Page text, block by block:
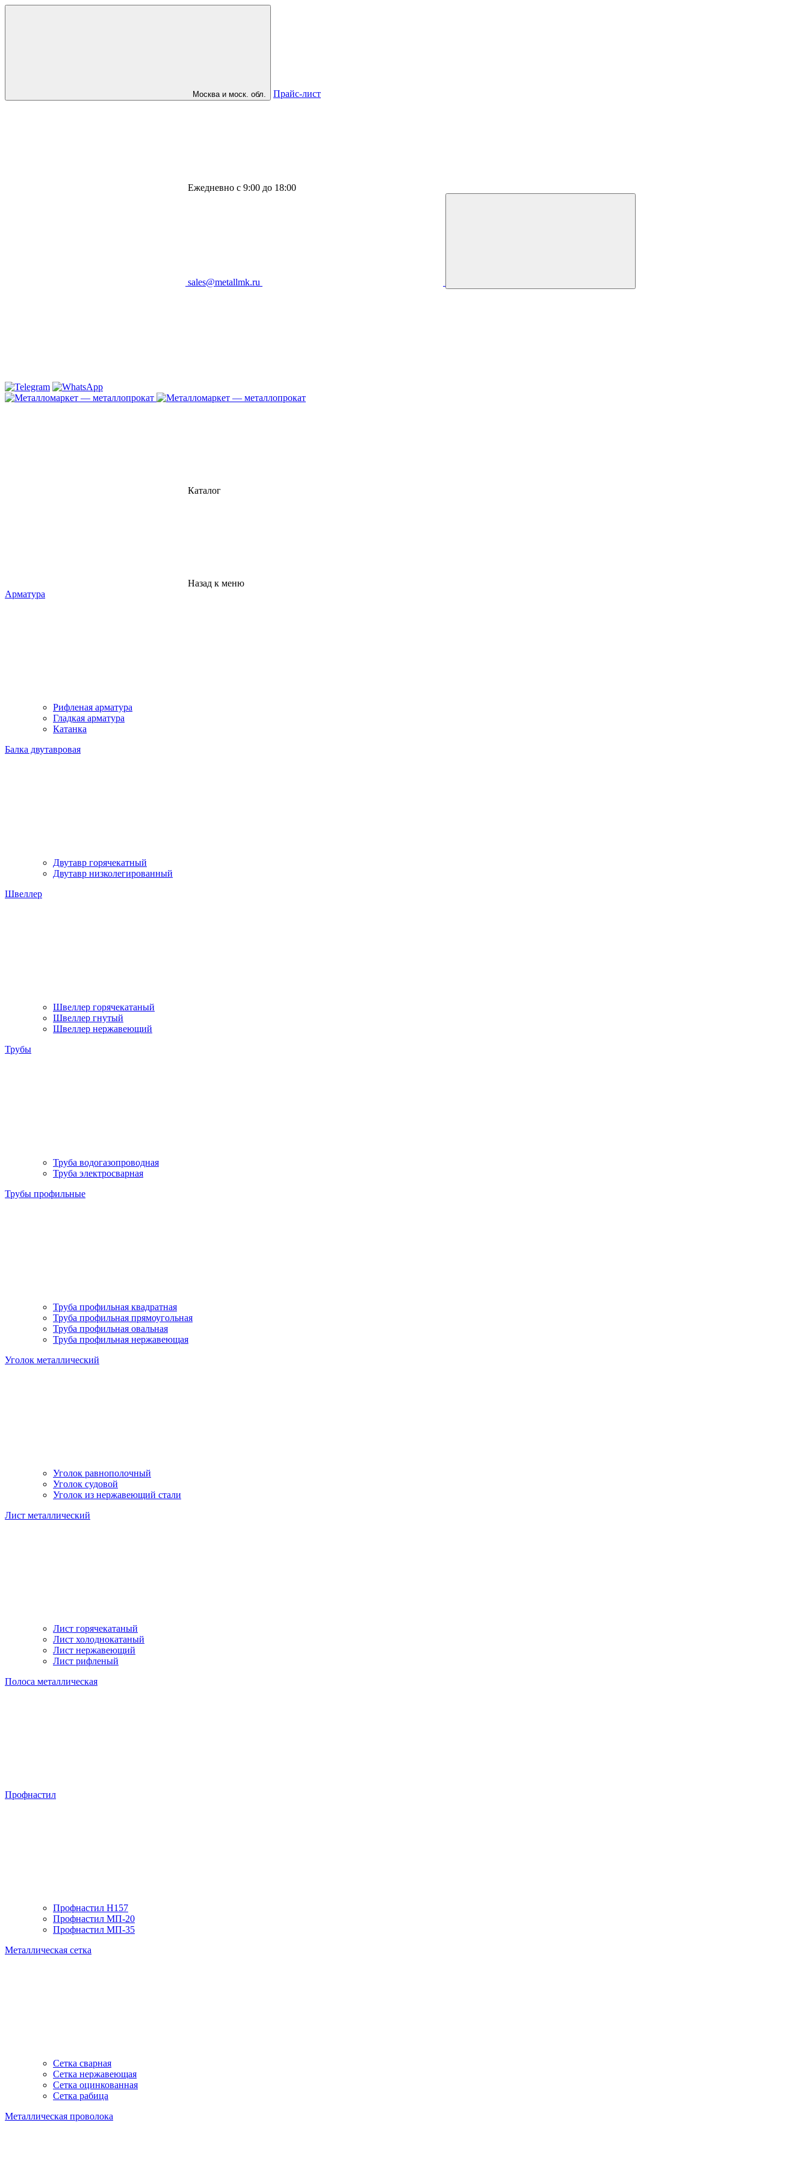
Москва и моск. обл. Прайс-лист
Ежедневно с 9:00 до 18:00
sales@metallmk.ru
Каталог
Назад к меню
Арматура
Рифленая арматура
Гладкая арматура
Катанка
Балка двутавровая
Двутавр горячекатный
Двутавр низколегированный
Швеллер
Швеллер горячекатаный
Швеллер гнутый
Швеллер нержавеющий
Трубы
Труба водогазопроводная
Труба электросварная
Трубы профильные
Труба профильная квадратная
Труба профильная прямоугольная
Труба профильная овальная
Труба профильная нержавеющая
Уголок металлический
Уголок равнополочный
Уголок судовой
Уголок из нержавеющий стали
Лист металлический
Лист горячекатаный
Лист холоднокатаный
Лист нержавеющий
Лист рифленый
Полоса металлическая
Профнастил
Профнастил H157
Профнастил МП-20
Профнастил МП-35
Металлическая сетка
Сетка сварная
Сетка нержавеющая
Сетка оцинкованная
Сетка рабица
Металлическая проволока